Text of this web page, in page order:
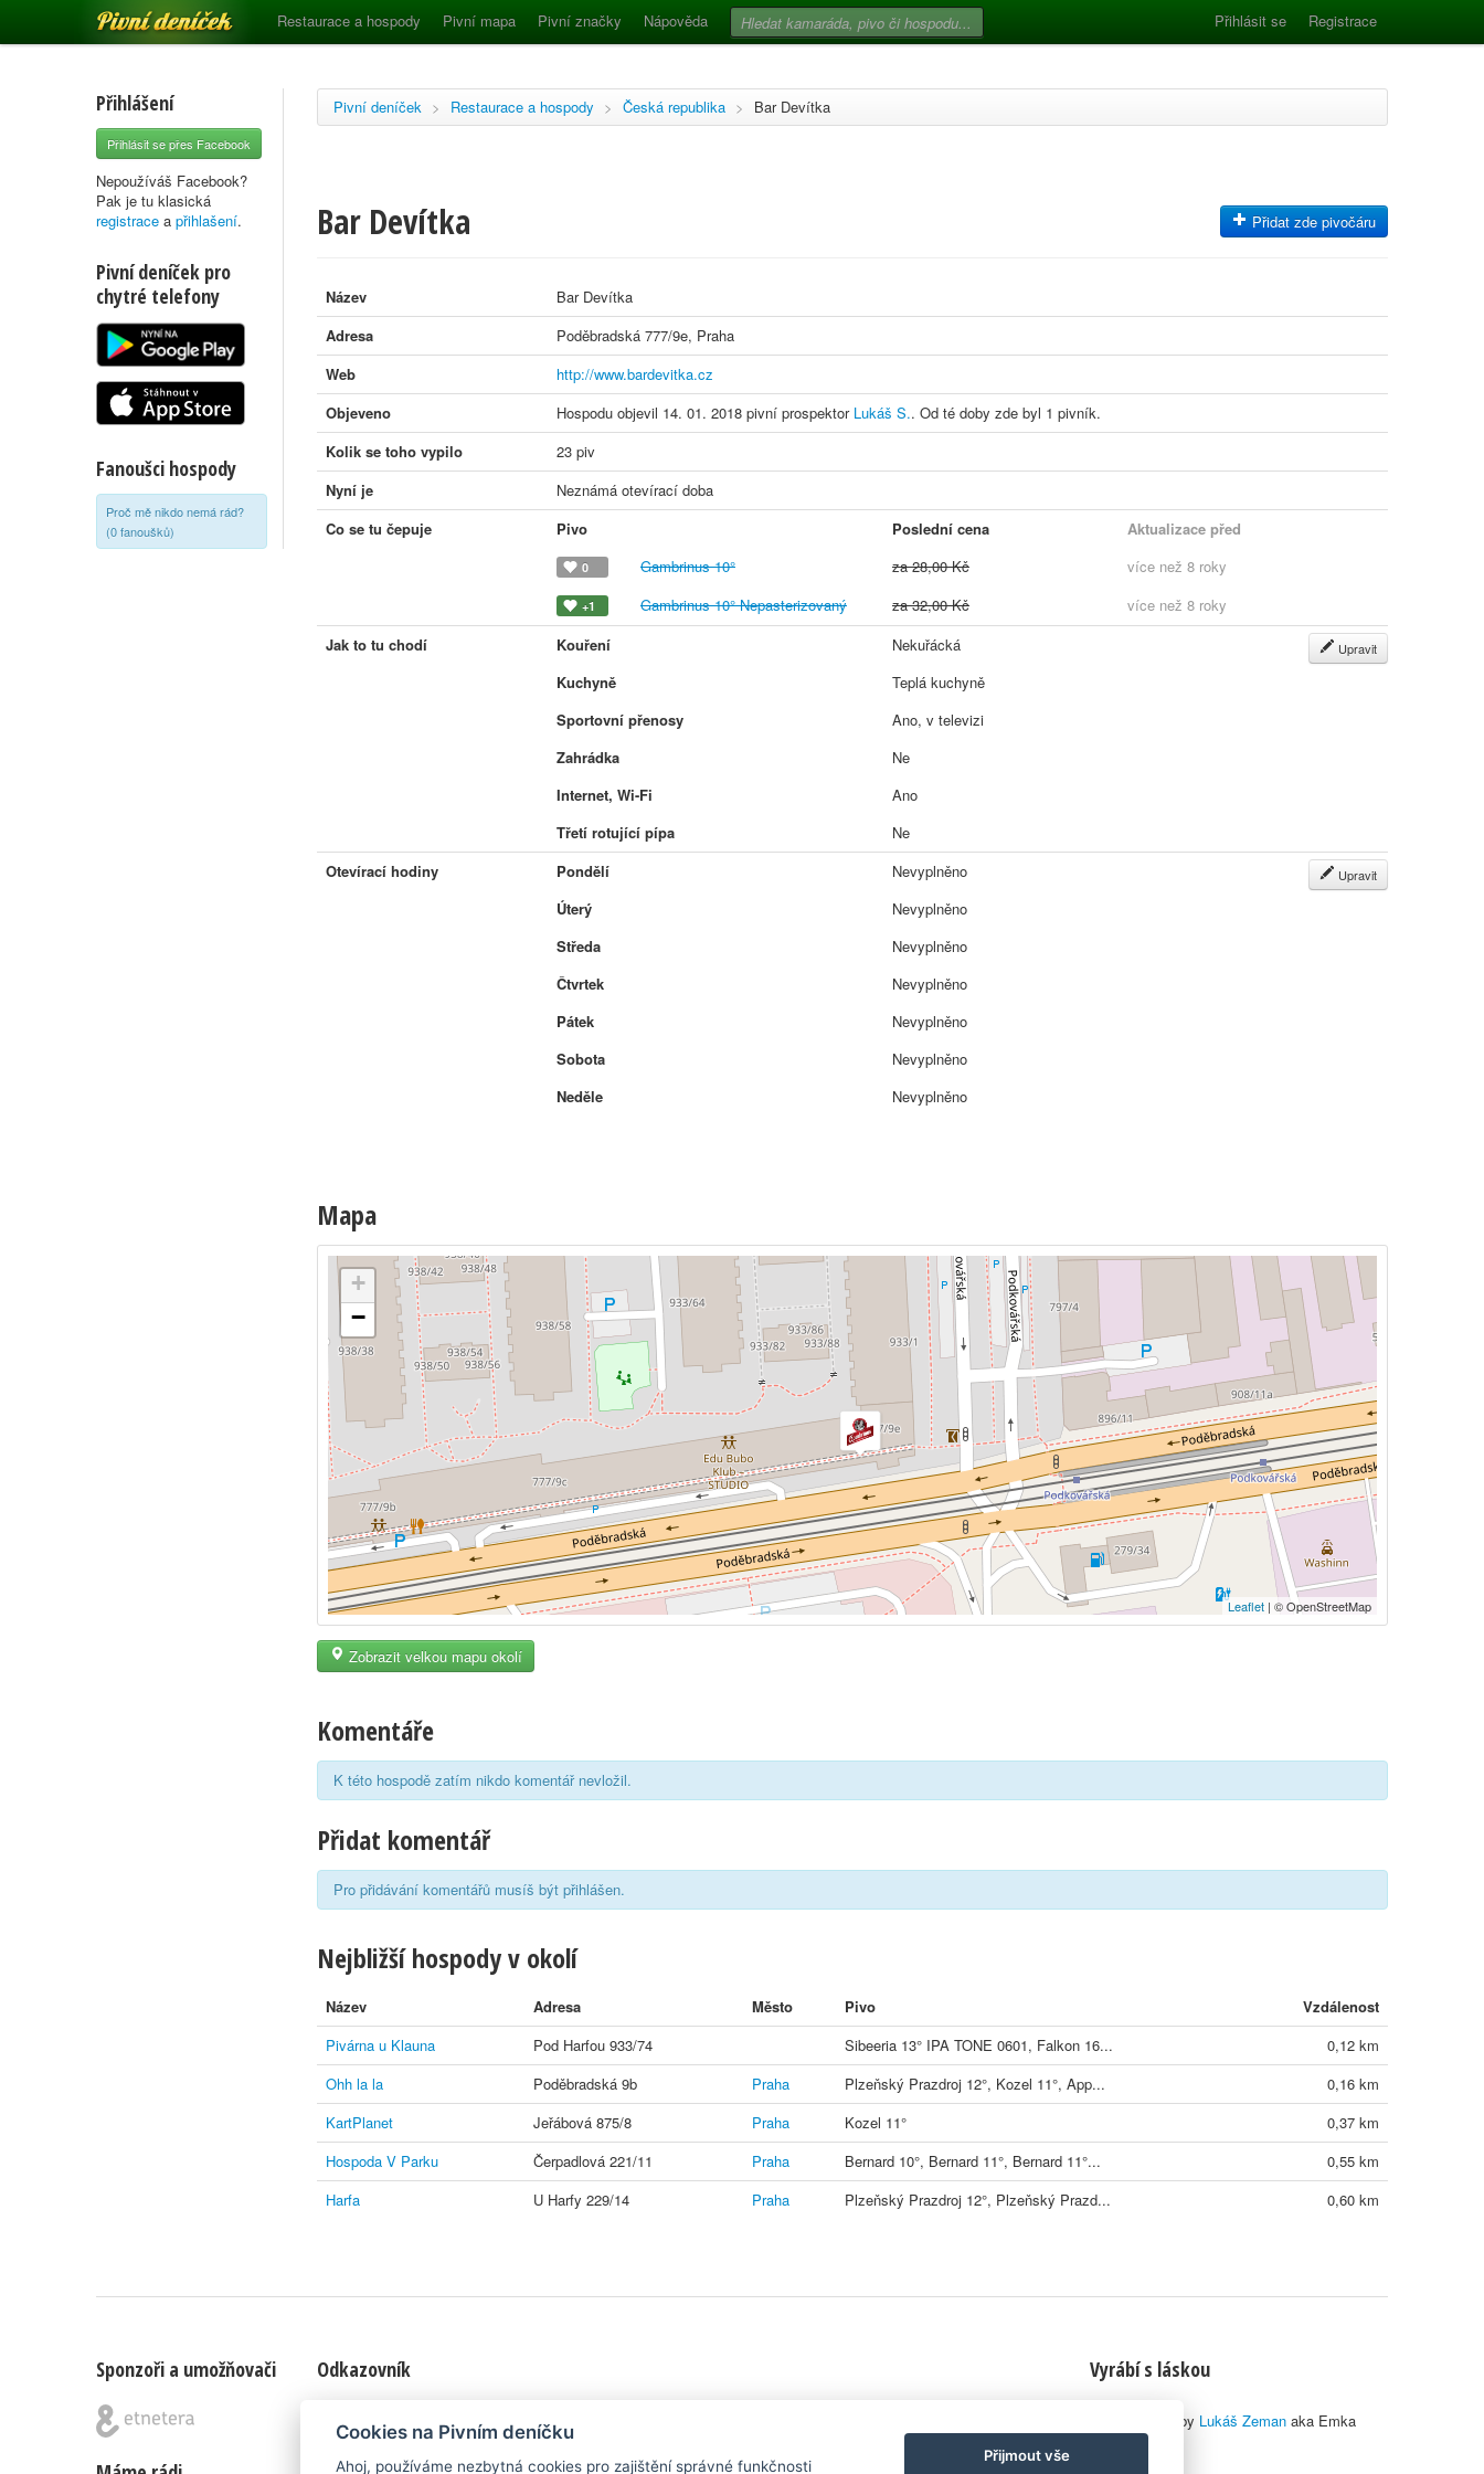
Pivní deníček Restaurace a hospody Pivní mapa Pivní značky Nápověda Přihlásit se Registrace
Přihlášení
Přihlásit se přes Facebook
Nepoužíváš Facebook?
Pak je tu klasická
registrace a přihlašení.
Pivní deníček pro
chytré telefony
Fanoušci hospody
Proč mě nikdo nemá rád?
(0 fanoušků)
Pivní deníček > Restaurace a hospody > Česká republika > Bar Devítka
Bar Devítka Přidat zde pivočáru
Název
Bar Devítka
Adresa
Poděbradská 777/9e, Praha
Web
http://www.bardevitka.cz
Objeveno
Hospodu objevil 14. 01. 2018 pivní prospektor Lukáš S.. Od té doby zde byl 1 pivník.
Kolik se toho vypilo
23 piv
Nyní je
Neznámá otevírací doba
Co se tu čepuje
Pivo Poslední cena Aktualizace před
0 Gambrinus 10° za 28,00 Kč více než 8 roky
+1 Gambrinus 10° Nepasterizovaný za 32,00 Kč
více než 8 roky
Jak to tu chodí
Upravit
Kouření
Nekuřácká
Kuchyně
Teplá kuchyně
Sportovní přenosy
Ano, v televizi
Zahrádka
Ne
Internet, Wi-Fi
Ano
Třetí rotující pípa
Ne
Otevírací hodiny
Upravit
Pondělí
Nevyplněno
Úterý
Nevyplněno
Středa
Nevyplněno
Čtvrtek
Nevyplněno
Pátek
Nevyplněno
Sobota
Nevyplněno
Neděle
Nevyplněno
Mapa
+
−
Leaflet | © OpenStreetMap
Zobrazit velkou mapu okolí
Komentáře
K této hospodě zatím nikdo komentář nevložil.
Přidat komentář
Pro přidávání komentářů musíš být přihlášen.
Nejbližší hospody v okolí
Název Adresa Město Pivo
Vzdálenost
Pivárna u Klauna
Pod Harfou 933/74 Sibeeria 13° IPA TONE 0601, Falkon 16...
0,12 km
Ohh la la
Poděbradská 9b Praha Plzeňský Prazdroj 12°, Kozel 11°, App...
0,16 km
KartPlanet
Jeřábová 875/8 Praha Kozel 11°
0,37 km
Hospoda V Parku
Čerpadlová 221/11 Praha Bernard 10°, Bernard 11°, Bernard 11°...
0,55 km
Harfa
U Harfy 229/14 Praha Plzeňský Prazdroj 12°, Plzeňský Prazd... 0,60 km
Sponzoři a umožňovači Odkazovník
Blog Nápady & připomínky | Aplikace pro
Vyrábí s láskou
© 2010–2026 by Lukáš Zeman aka Emka
Cookies na Pivním deníčku
Ahoj, používáme nezbytná cookies pro zajištění správné funkčnosti
Přijmout vše